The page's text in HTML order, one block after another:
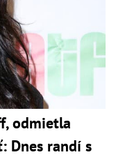
odmietla
Dnes randí s